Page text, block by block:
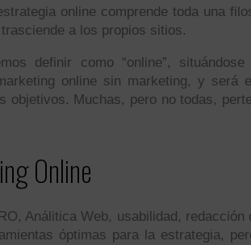
online comprende toda una
a los propios sitios.
definir como “online”,
online sin marketing, y será
Muchas, pero no todas,
Online
Análitica Web, usabilidad,
óptimas para la estrategia,